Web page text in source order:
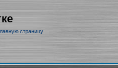
страницу